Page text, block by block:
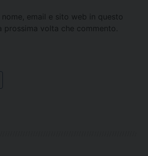
email e sito web in questo
prossima volta che commento.